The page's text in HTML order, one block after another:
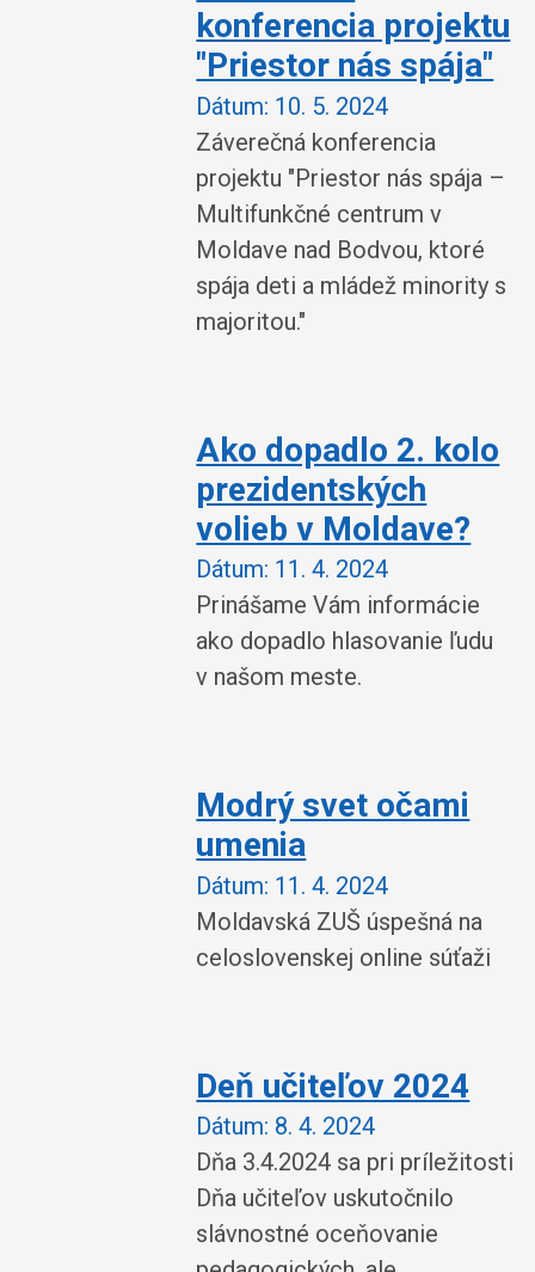
konferencia projektu
"Priestor nás spája"
Dátum: 10. 5. 2024
Záverečná konferencia
projektu "Priestor nás spája –
Multifunkčné centrum v
Moldave nad Bodvou, ktoré
spája deti a mládež minority s
majoritou."
Ako dopadlo 2. kolo
prezidentských
volieb v Moldave?
Dátum: 11. 4. 2024
Prinášame Vám informácie
ako dopadlo hlasovanie ľudu
v našom meste.
Modrý svet očami
umenia
Dátum: 11. 4. 2024
Moldavská ZUŠ úspešná na
celoslovenskej online súťaži
Deň učiteľov 2024
Dátum: 8. 4. 2024
Dňa 3.4.2024 sa pri príležitosti
Dňa učiteľov uskutočnilo
slávnostné oceňovanie